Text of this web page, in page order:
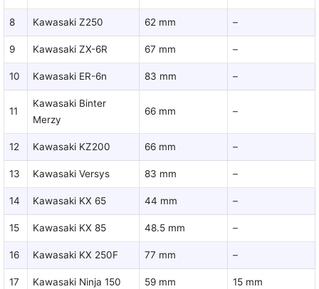
8 Kawasaki Z250 62 mm –
9 Kawasaki ZX-6R 67 mm –
10 Kawasaki ER-6n 83 mm –
11
Kawasaki Binter
Merzy
66 mm –
12 Kawasaki KZ200 66 mm –
13 Kawasaki Versys 83 mm –
14 Kawasaki KX 65 44 mm –
15 Kawasaki KX 85 48.5 mm –
16 Kawasaki KX 250F 77 mm –
17 Kawasaki Ninja 150 59 mm 15 mm